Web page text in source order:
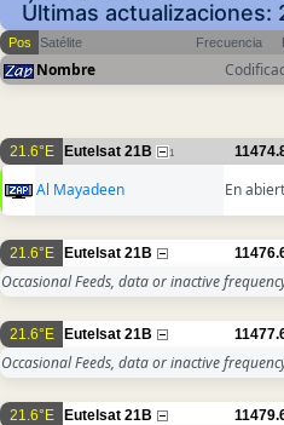
Últimas actualizaciones:
Pos Satélite Frecuencia
Nombre
21.6°E Eutelsat 21B 1
Al Mayadeen En
21.6°E Eutelsat 21B
Occasional Feeds, data or inactive
21.6°E Eutelsat 21B
Occasional Feeds, data or inactive
21.6°E Eutelsat 21B